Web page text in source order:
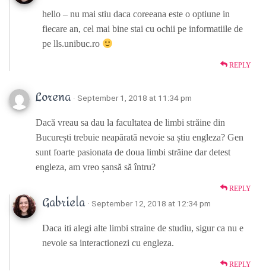
hello – nu mai stiu daca coreeana este o optiune in
fiecare an, cel mai bine stai cu ochii pe informatiile de
pe lls.unibuc.ro
REPLY
Lorena · September 1, 2018 at 11:34 pm
Dacă vreau sa dau la facultatea de limbi străine din
București trebuie neapărată nevoie sa știu engleza? Gen
sunt foarte pasionata de doua limbi străine dar detest
engleza, am vreo șansă să întru?
REPLY
Gabriela · September 12, 2018 at 12:34 pm
Daca iti alegi alte limbi straine de studiu, sigur ca nu e
nevoie sa interactionezi cu engleza.
REPLY